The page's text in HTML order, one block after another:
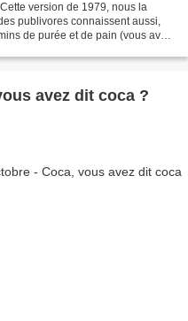
version de 1979, nous la
publivores connaissent aussi,
de purée et de pain (vous avez
avez dit coca ?